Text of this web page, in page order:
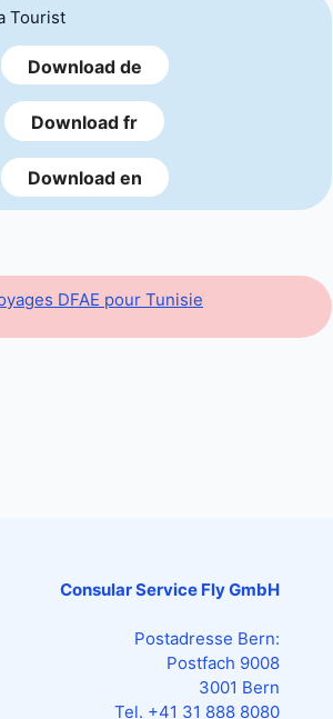
Tourist
Download de
Download fr
Download en
DFAE pour Tunisie
Consular Service Fly GmbH
Postadresse Bern:
Postfach 9008
3001 Bern
Tel. +41 31 888 8080